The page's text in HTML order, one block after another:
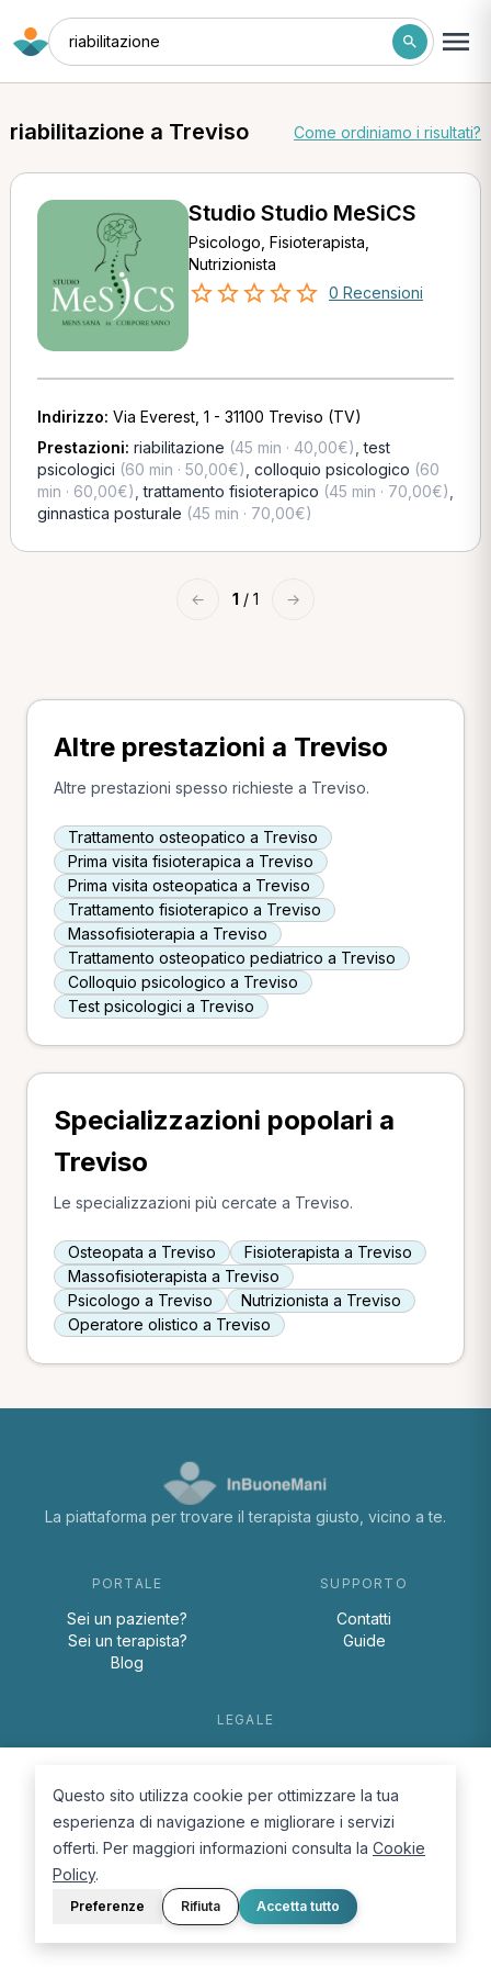
riabilitazione
riabilitazione a Treviso Come ordiniamo i risultati?
Studio Studio MeSiCS
Psicologo, Fisioterapista,
Nutrizionista
0 Recensioni
Indirizzo: Via Everest, 1 - 31100 Treviso (TV)
Prestazioni: riabilitazione (45 min · 40,00€) ,test
psicologici (60 min · 50,00€) colloquio psicologico (60
min · 60,00€) ,trattamento fisioterapico (45 min · 70,00€)
ginnastica posturale (45 min · 70,00€)
← 1 / 1 →
Altre prestazioni a Treviso
Altre prestazioni spesso richieste a Treviso.
Trattamento osteopatico a Treviso
Prima visita fisioterapica a Treviso
Prima visita osteopatica a Treviso
Trattamento fisioterapico a Treviso
Massofisioterapia a Treviso
Trattamento osteopatico pediatrico a Treviso
Colloquio psicologico a Treviso
Test psicologici a Treviso
Specializzazioni popolari a
Treviso
Le specializzazioni più cercate a Treviso.
Osteopata a Treviso
Fisioterapista a Treviso
Massofisioterapista a Treviso
Psicologo a Treviso
Nutrizionista a Treviso
Operatore olistico a Treviso
La piattaforma per trovare il terapista giusto, vicino a te.
PORTALE
Sei un paziente?
Sei un terapista?
Blog
SUPPORTO
Contatti
Guide
LEGALE
Cookie Policy
© 2026 D.Lab S.r.l. — InBuoneMani
Questo sito utilizza cookie per ottimizzare la tua
esperienza di navigazione e migliorare i servizi
offerti. Per maggiori informazioni consulta la Cookie
Policy.
Preferenze Rifiuta Accetta tutto